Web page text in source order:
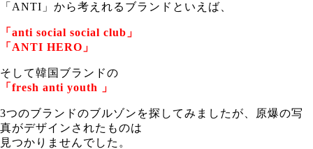
「ANTI」から考えれるブランドといえば、
「anti social social club」
「ANTI HERO」
そして韓国ブランドの
「fresh anti youth 」
3つのブランドのブルゾンを探してみましたが、原爆の写
真がデザインされたものは
見つかりませんでした。